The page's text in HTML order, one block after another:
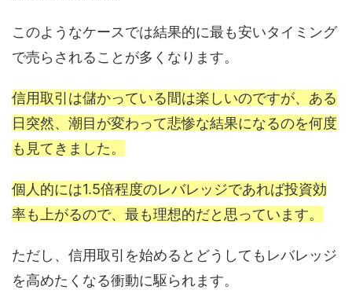
このようなケースでは結果的に最も安いタイミング
で売らされることが多くなります。
信用取引は儲かっている間は楽しいのですが、ある
日突然、潮目が変わって悲惨な結果になるのを何度
も見てきました。
個人的には1.5倍程度のレバレッジであれば投資効
率も上がるので、最も理想的だと思っています。
ただし、信用取引を始めるとどうしてもレバレッジ
を高めたくなる衝動に駆られます。